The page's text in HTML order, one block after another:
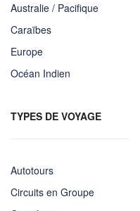
Australie / Pacifique
Caraïbes
Europe
Océan Indien
TYPES DE VOYAGE
Autotours
Circuits en Groupe